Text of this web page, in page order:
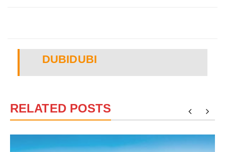
DUBIDUBI
RELATED POSTS